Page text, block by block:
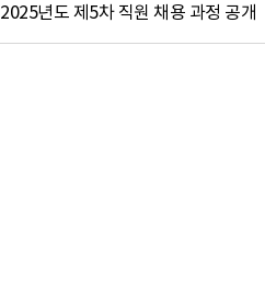
2025년도 제5차 직원 채용 과정 공개